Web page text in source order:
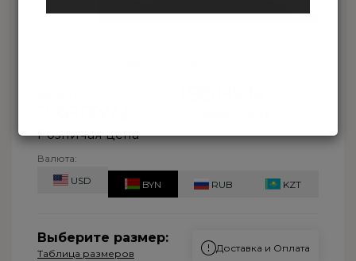
Розничая цена
Валюта:
USD
BYN RUB KZT
Выберите размер:
Таблица размеров Доставка и Оплата